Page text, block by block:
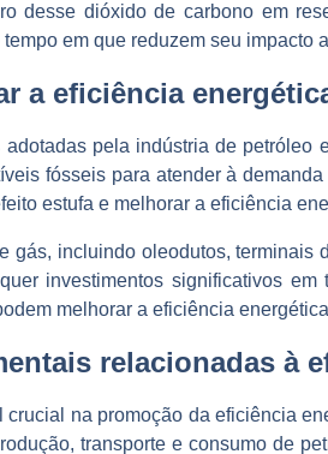
desse dióxido de carbono em
em que reduzem seu impacto
a eficiência
pela indústria de
fósseis para atender à
estufa e melhorar a eficiência
incluindo oleodutos,
investimentos significativos
melhorar a eficiência
relacionadas à
na promoção da eficiência
transporte e consumo de